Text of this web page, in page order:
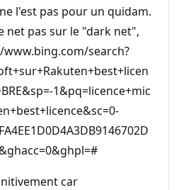
l'est pas pour un quidam.
net pas sur le "dark net",
search?
1&pq=licence+mic
car